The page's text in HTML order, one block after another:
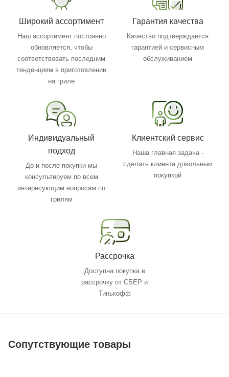
Широкий ассортимент
Наш ассортимент постоянно
обновляется, чтобы
соответствовать последним
тенденциям в приготовлении
на гриле
Гарантия качества
Качество подтверждается
гарантией и сервисным
обслуживанием
Индивидуальный
подход
До и после покупки мы
консультируем по всем
интересующим вопросам по
грилям
Клиентский сервис
Наша главная задача -
сделать клиента довольным
покупкой
Рассрочка
Доступна покупка в
рассрочку от СБЕР и
Тинькофф
Сопутствующие товары